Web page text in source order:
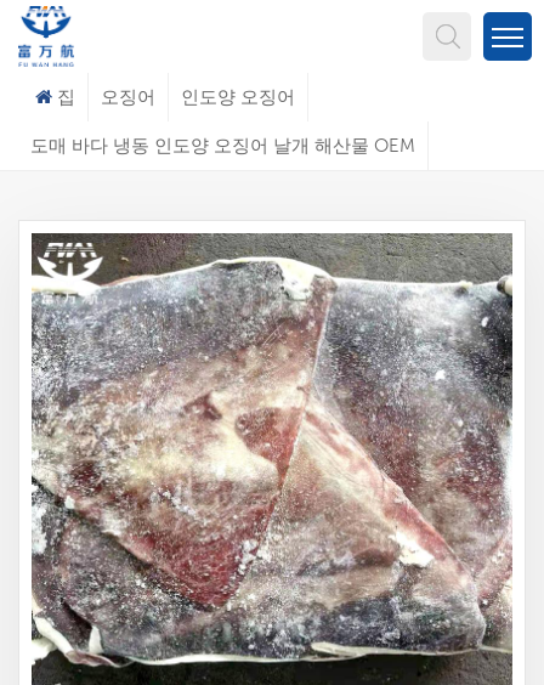
집 오징어 인도양 오징어
도매 바다 냉동 인도양 오징어 날개 해산물 OEM